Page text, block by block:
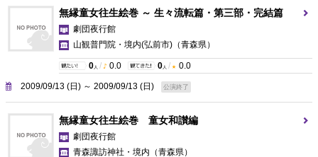
無縁童女往生絵巻 ～ 生々流転篇・第三部・完結篇
劇団夜行館
山観普門院・境内(弘前市) （青森県）
0 人 / 0.0 0 人 / 0.0
2009/09/13 (日) ～ 2009/09/13 (日) 公演終了
無縁童女往生絵巻 童女和讃編
劇団夜行館
青森諏訪神社・境内 （青森県）